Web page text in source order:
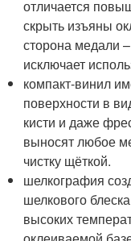
отличается
скрыть изъяны
сторона медали
исключает
компакт-винил
поверхности в
кисти и даже
выносят любое
чистку щёткой.
шелкография
шелкового
высоких